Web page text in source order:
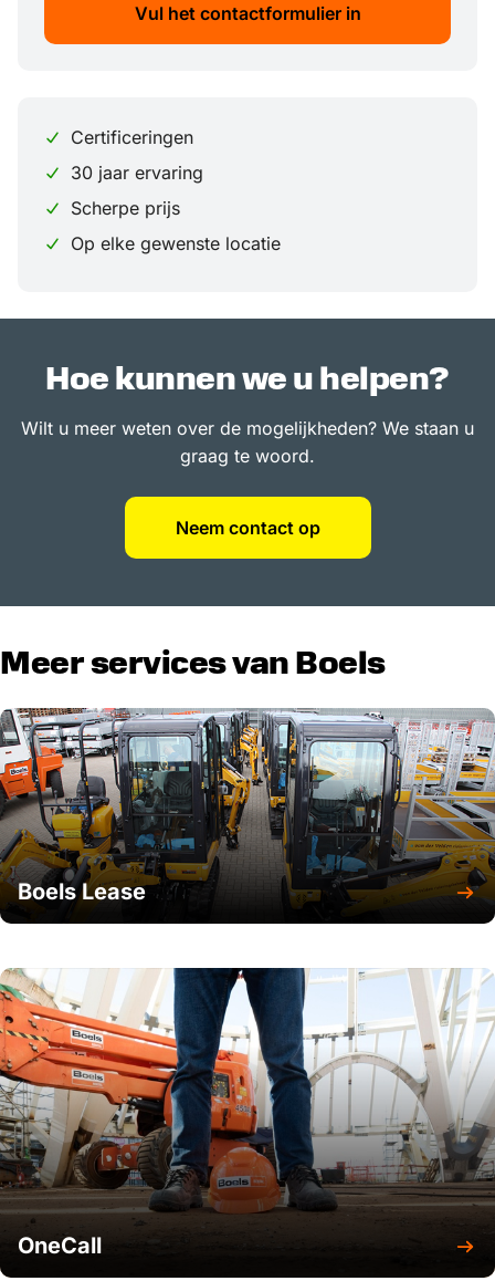
Vul het contactformulier in
Certificeringen
30 jaar ervaring
Scherpe prijs
Op elke gewenste locatie
Hoe kunnen we u helpen?
Wilt u meer weten over de mogelijkheden? We staan u
graag te woord.
Neem contact op
Meer services van Boels
Boels Lease
OneCall